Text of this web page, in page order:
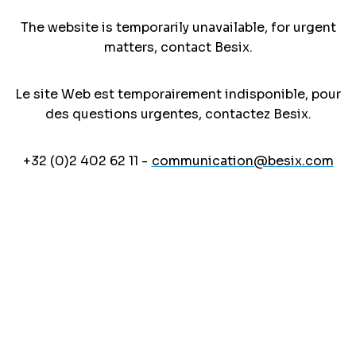
The website is temporarily unavailable, for urgent
matters, contact Besix.
Le site Web est temporairement indisponible, pour
des questions urgentes, contactez Besix.
+32 (0)2 402 62 11 - communication@besix.com